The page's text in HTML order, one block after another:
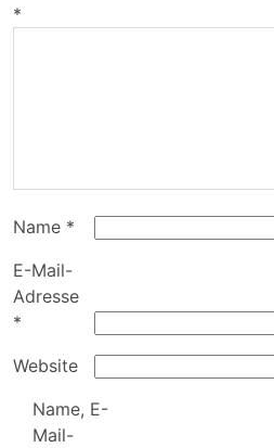
*
Name *
E-Mail-
Adresse
*
Website
Name, E-
Mail-